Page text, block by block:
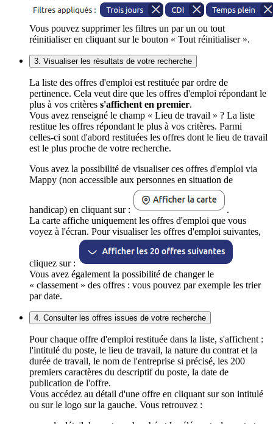
Vous pouvez supprimer les filtres un par un ou tout
réinitialiser en cliquant sur le bouton « Tout réinitialiser ».
3. Visualiser les résultats de votre recherche
La liste des offres d'emploi est restituée par ordre de
pertinence. Cela veut dire que les offres d'emploi répondant le
plus à vos critères s'affichent en premier.
Vous avez renseigné le champ « Lieu de travail » ? La liste
restitue les offres répondant le plus à vos critères. Parmi
celles-ci sont d'abord restituées les offres dont le lieu de travail
est le plus proche de votre recherche.
Vous avez la possibilité de visualiser ces offres d'emploi via
Mappy (non accessible aux personnes en situation de
handicap) en cliquant sur :
.
La carte affiche uniquement les offres d'emploi que vous
voyez à l'écran. Pour visualiser les offres d'emploi suivantes,
cliquez sur :
Vous avez également la possibilité de changer le
« classement » des offres : vous pouvez par exemple les trier
par date.
4. Consulter les offres issues de votre recherche
Pour chaque offre d'emploi restituée dans la liste, s'affichent :
l'intitulé du poste, le lieu de travail, la nature du contrat et la
durée de travail, le nom de l'entreprise si précisé, les 200
premiers caractères du descriptif du poste, la date de
publication de l'offre.
Vous accédez au détail d'une offre en cliquant sur son intitulé
ou sur le logo sur la gauche. Vous retrouvez :